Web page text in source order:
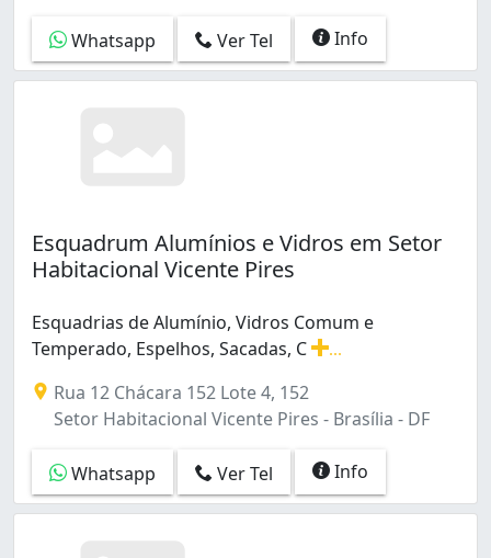
Whatsapp Ver Tel Info
Esquadrum Alumínios e Vidros em Setor
Habitacional Vicente Pires
Esquadrias de Alumínio, Vidros Comum e
Temperado, Espelhos, Sacadas, C
Rua 12 Chácara 152 Lote 4, 152
Setor Habitacional Vicente Pires - Brasília - DF
Whatsapp Ver Tel Info